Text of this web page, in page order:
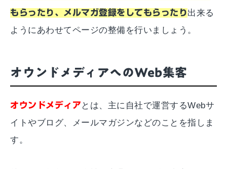
もらったり、メルマガ登録をしてもらったり出来る
ようにあわせてページの整備を行いましょう。
オウンドメディアへのWeb集客
オウンドメディア とは、主に自社で運営するWebサ
イトやブログ、メールマガジンなどのことを指しま
す。